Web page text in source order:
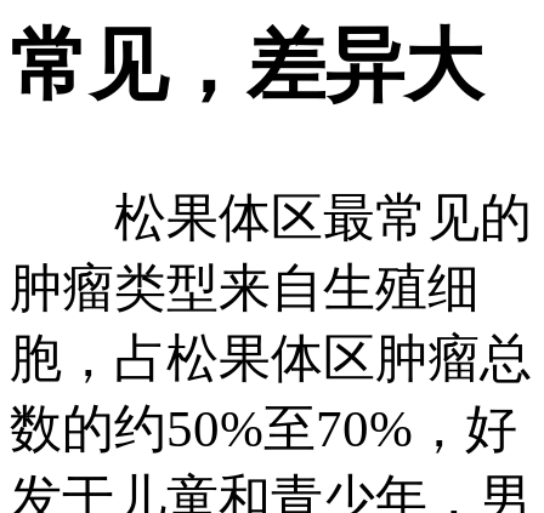
常见，差异大
松果体区最常见的
肿瘤类型来自生殖细
胞，占松果体区肿瘤总
数的约50%至70%，好
发于儿童和青少年，男